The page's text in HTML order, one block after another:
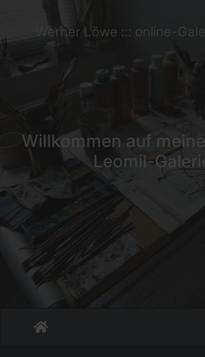
Werner Löwe ::: online-
Willkommen auf
Leomil-